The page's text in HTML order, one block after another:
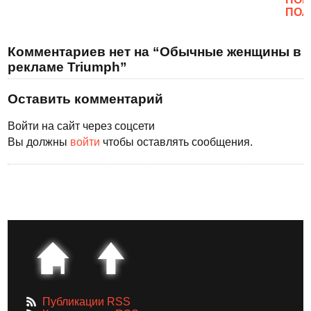
Комментариев нет на “Обычные женщины в
рекламе Triumph”
Оставить комментарий
Войти на сайт через соцсети
Вы должны войти чтобы оставлять сообщения.
Публикации RSS